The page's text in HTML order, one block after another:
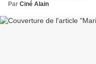
Par Ciné Alain